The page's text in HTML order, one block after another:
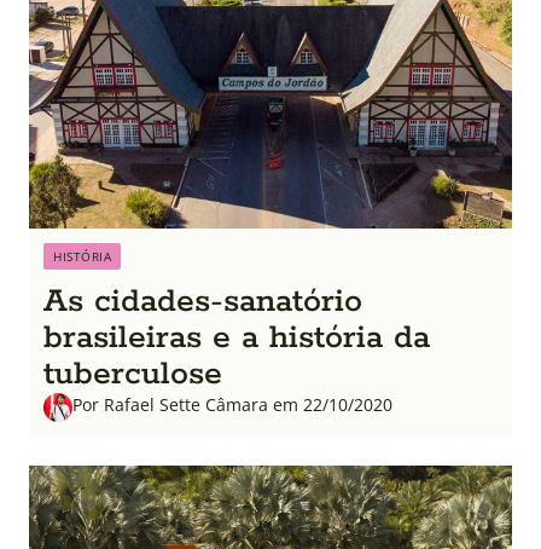
HISTÓRIA
As cidades-sanatório
brasileiras e a história da
tuberculose
Por Rafael Sette Câmara em 22/10/2020